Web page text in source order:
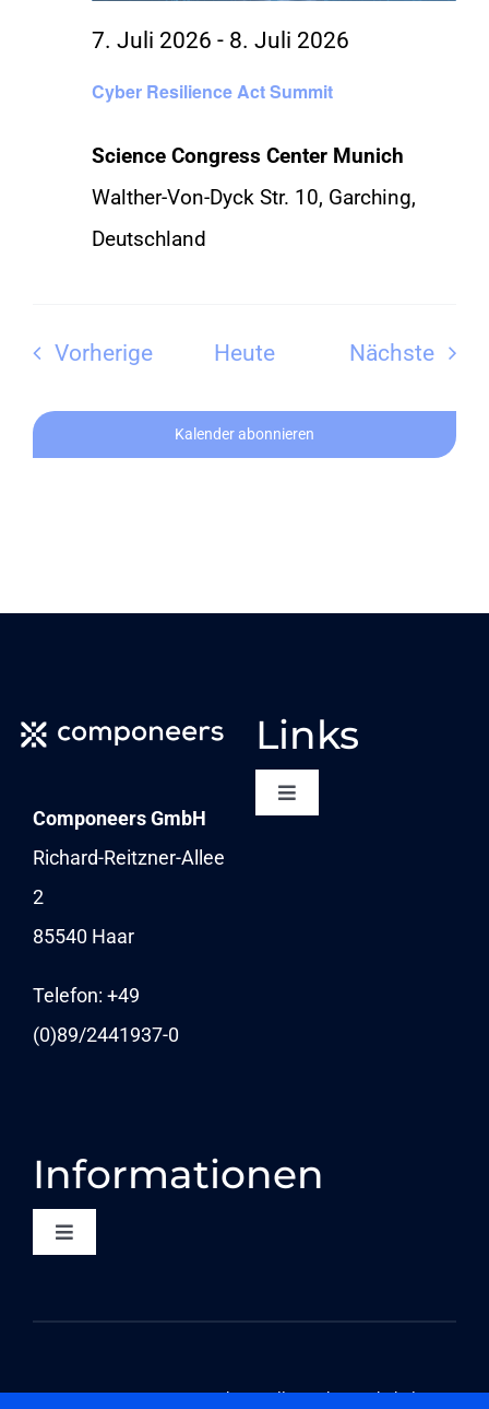
Cyber Resilience Act Summit
7. Juli 2026 - 8. Juli 2026
Science Congress Center Munich
Walther-Von-Dyck Str. 10, Garching,
Deutschland
VorherigeVeranstaltungen
Heute Nächste
Kalender abonnieren
Componeers GmbH
Richard-Reitzner-Allee
2
85540 Haar
Telefon: +49
(0)89/2441937-0
Links
Toggle
NEWSLETTER
NEWS
Informationen
Toggle
©2026 Componeers GmbH – Alle Rechte vorbehalten